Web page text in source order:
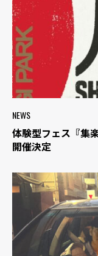
NEWS
体験型フェス『集
開催決定